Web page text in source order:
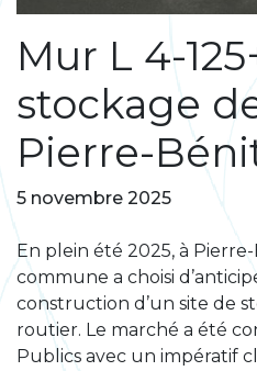
Mur L 4-
stockage
Pierre-
5 novembre 2025
En plein été 2025, à
commune a choisi
construction d’un site de
routier. Le marché a été
Publics avec un impératif